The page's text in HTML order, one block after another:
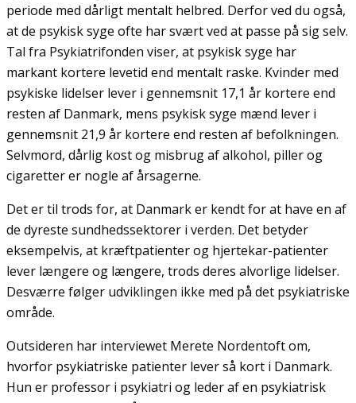
periode med dårligt mentalt helbred. Derfor ved du også,
at de psykisk syge ofte har svært ved at passe på sig selv.
Tal fra Psykiatrifonden viser, at psykisk syge har
markant kortere levetid end mentalt raske. Kvinder med
psykiske lidelser lever i gennemsnit 17,1 år kortere end
resten af Danmark, mens psykisk syge mænd lever i
gennemsnit 21,9 år kortere end resten af befolkningen.
Selvmord, dårlig kost og misbrug af alkohol, piller og
cigaretter er nogle af årsagerne.
Det er til trods for, at Danmark er kendt for at have en af
de dyreste sundhedssektorer i verden. Det betyder
eksempelvis, at kræftpatienter og hjertekar-patienter
lever længere og længere, trods deres alvorlige lidelser.
Desværre følger udviklingen ikke med på det psykiatriske
område.
Outsideren har interviewet Merete Nordentoft om,
hvorfor psykiatriske patienter lever så kort i Danmark.
Hun er professor i psykiatri og leder af en psykiatrisk